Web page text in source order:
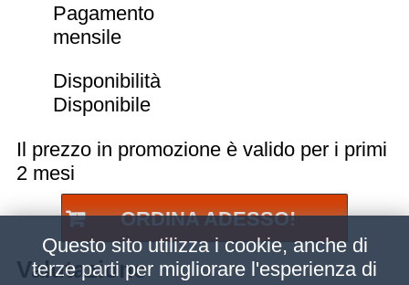
Pagamento
mensile
Disponibilità
Disponibile
Il prezzo in promozione è valido per i primi
2 mesi
ORDINA ADESSO!
Valutazione
Questo sito utilizza i cookie, anche di
terze parti per migliorare l'esperienza di